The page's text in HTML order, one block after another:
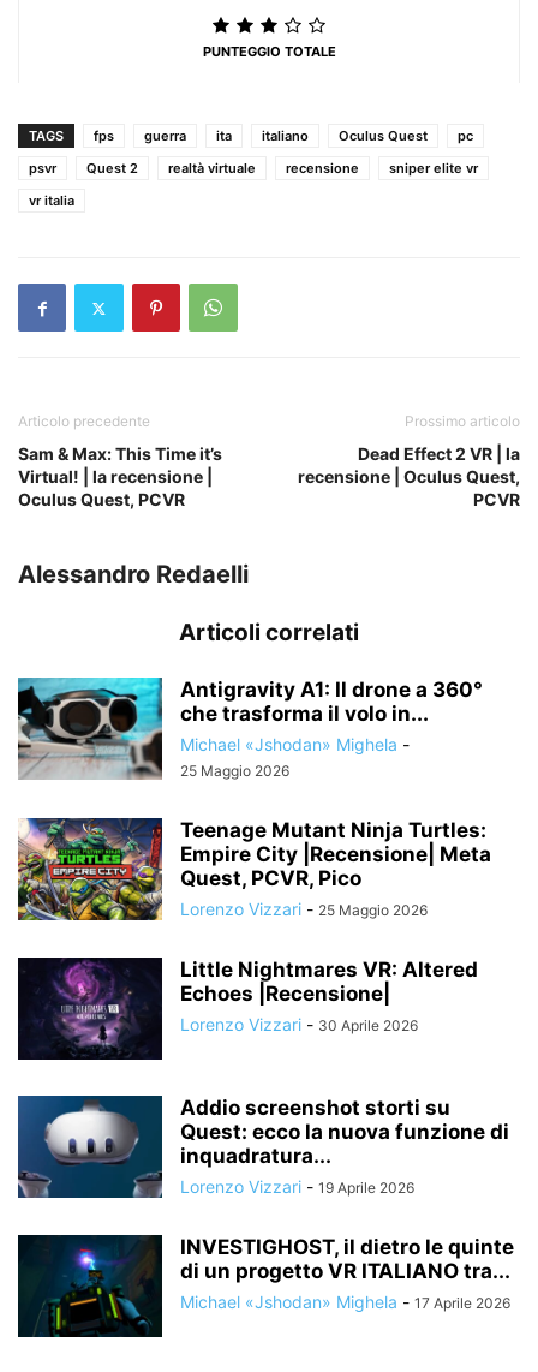
PUNTEGGIO TOTALE
TAGS fps guerra ita italiano Oculus Quest
pc
psvr
Quest 2 realtà virtuale recensione
sniper elite vr
vr italia
Articolo precedente
Sam & Max: This Time it’s
Virtual! | la recensione |
Oculus Quest, PCVR
Prossimo articolo
Dead Effect 2 VR | la
recensione | Oculus Quest,
PCVR
Alessandro Redaelli
Articoli correlati
Antigravity A1: Il drone a 360°
che trasforma il volo in...
Michael «Jshodan» Mighela -
25 Maggio 2026
Teenage Mutant Ninja Turtles:
Empire City |Recensione| Meta
Quest, PCVR, Pico
Lorenzo Vizzari - 25 Maggio 2026
Little Nightmares VR: Altered
Echoes |Recensione|
Lorenzo Vizzari - 30 Aprile 2026
Addio screenshot storti su
Quest: ecco la nuova funzione di
inquadratura...
Lorenzo Vizzari - 19 Aprile 2026
INVESTIGHOST, il dietro le quinte
di un progetto VR ITALIANO tra...
Michael «Jshodan» Mighela - 17 Aprile 2026